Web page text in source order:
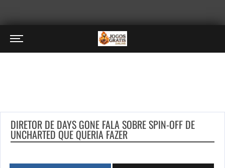
DIRETOR DE DAYS GONE FALA SOBRE SPIN-OFF DE
UNCHARTED QUE QUERIA FAZER